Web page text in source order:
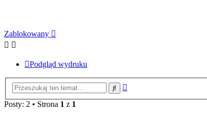
Zablokowany
Podgląd wydruku
Szukaj
Posty: 2 • Strona 1 z 1